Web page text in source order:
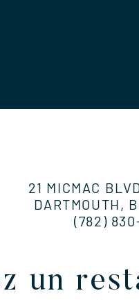
21 MICMAC
DARTMOUTH,
(782)
un